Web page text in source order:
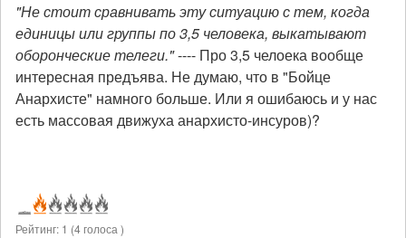
"Не стоит сравнивать эту ситуацию с тем, когда
единицы или группы по 3,5 человека, выкатывают
оборонческие телеги."---- Про 3,5 челоека вообще
интересная предъява. Не думаю, что в "Бойце
Анархисте" намного больше. Или я ошибаюсь и у нас
есть массовая движуха анархисто-инсуров)?
Рейтинг: 1 (4голоса )